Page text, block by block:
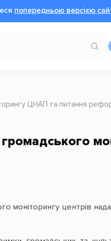
попередньою версією
ЦНАП та питання
моніторингу центрів